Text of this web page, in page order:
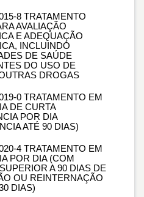
8 TRATAMENTO
AVALIAÇÃO
E ADEQUAÇÃO
INCLUINDO
DE SAÚDE
DO USO DE
DROGAS
0 TRATAMENTO EM
DE CURTA
POR DIA
ATÉ 90 DIAS)
4 TRATAMENTO EM
POR DIA (COM
A 90 DIAS DE
OU REINTERNAÇÃO
DIAS)